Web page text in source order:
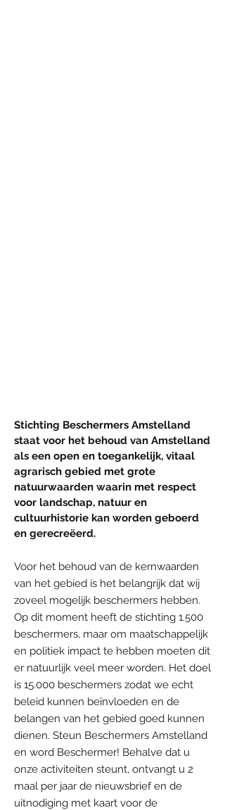
Stichting Beschermers Amstelland
staat voor het behoud van Amstelland
als een open en toegankelijk, vitaal
agrarisch gebied met grote
natuurwaarden waarin met respect
voor landschap, natuur en
cultuurhistorie kan worden geboerd
en gerecreëerd.
Voor het behoud van de kernwaarden
van het gebied is het belangrijk dat wij
zoveel mogelijk beschermers hebben.
Op dit moment heeft de stichting 1.500
beschermers, maar om maatschappelijk
en politiek impact te hebben moeten dit
er natuurlijk veel meer worden. Het doel
is 15.000 beschermers zodat we echt
beleid kunnen beïnvloeden en de
belangen van het gebied goed kunnen
dienen. Steun Beschermers Amstelland
en word Beschermer! Behalve dat u
onze activiteiten steunt, ontvangt u 2
maal per jaar de nieuwsbrief en de
uitnodiging met kaart voor de